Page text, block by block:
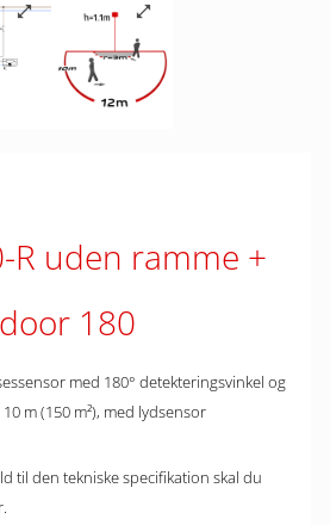
R uden ramme
180
med 180° detekteringsvinkel og
m (150 m²), med lydsensor
til den tekniske specifikation skal du